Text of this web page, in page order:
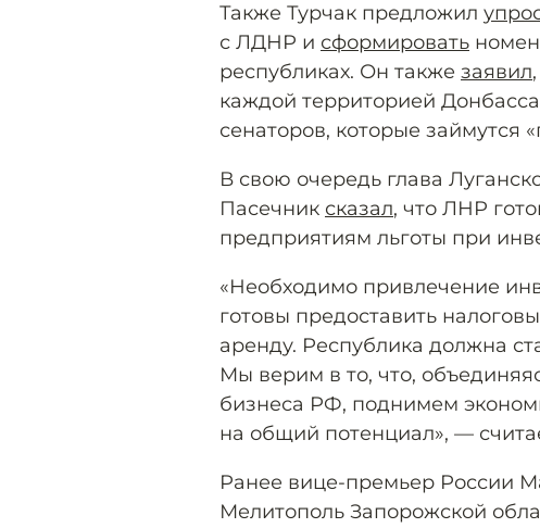
Также Турчак предложил
с ЛДНР и сформировать
республиках. Он также заявил
каждой территорией
сенаторов, которые займутся
В свою очередь глава
Пасечник сказал, что ЛНР
предприятиям льготы при
«Необходимо привлечение
готовы предоставить
аренду. Республика должна
Мы верим в то, что,
бизнеса РФ, поднимем
на общий потенциал», —
Ранее вице-премьер России
Мелитополь Запорожской